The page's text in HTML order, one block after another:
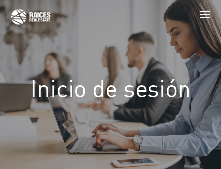
Inicio de sesión